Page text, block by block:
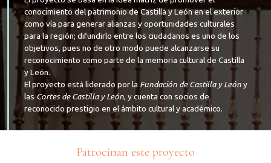
conocimiento del patrimonio de Castilla y León en el exterior
como vía para generar alianzas y oportunidades culturales
para la región; difundirlo entre los ciudadanos es uno de los
objetivos, pues no de otro modo puede alcanzarse su
reconocimiento como parte de la memoria cultural de Castilla
y León.
El proyecto está liderado por la Fundación de Castilla y Leóny
lasCortes de Castilla y León, y cuenta con socios de
reconocido prestigio en el ámbito cultural y académico.
Patrocinan este proyecto